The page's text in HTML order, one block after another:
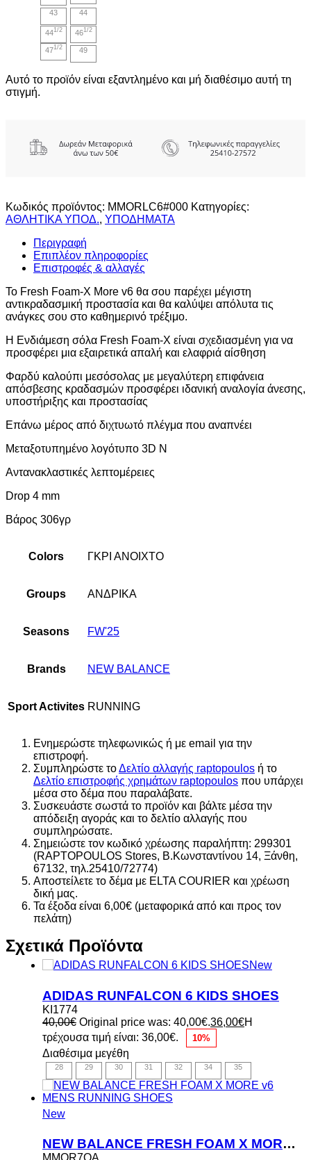
43 44
441/2 461/2
471/2 49
Αυτό το προϊόν είναι εξαντλημένο και μή διαθέσιμο αυτή τη
στιγμή.
Κωδικός προϊόντος: MMORLC6#000 Κατηγορίες:
ΑΘΛΗΤΙΚΑ ΥΠΟΔ., ΥΠΟΔΗΜΑΤΑ
Περιγραφή
Επιπλέον πληροφορίες
Επιστροφές & αλλαγές
Το Fresh Foam-X More v6 θα σου παρέχει μέγιστη
αντικραδασμική προστασία και θα καλύψει απόλυτα τις
ανάγκες σου στο καθημερινό τρέξιμο.
Η Ενδιάμεση σόλα Fresh Foam-Χ είναι σχεδιασμένη για να
προσφέρει μια εξαιρετικά απαλή και ελαφριά αίσθηση
Φαρδύ καλούπι μεσόσολας με μεγαλύτερη επιφάνεια
απόσβεσης κραδασμών προσφέρει ιδανική αναλογία άνεσης,
υποστήριξης και προστασίας
Επάνω μέρος από διχτυωτό πλέγμα που αναπνέει
Μεταξοτυπημένο λογότυπο 3D N
Αντανακλαστικές λεπτομέρειες
Drop 4 mm
Βάρος 306γρ
Colors ΓΚΡΙ ΑΝΟΙΧΤΟ
Groups ΑΝΔΡΙΚΑ
Seasons FW'25
Brands NEW BALANCE
Sport Activites RUNNING
Ενημερώστε τηλεφωνικώς ή με email για την
επιστροφή.
Συμπληρώστε τοΔελτίο αλλαγής raptopoulos ή το
Δελτίο επιστροφής χρημάτων raptopoulos που υπάρχει
μέσα στο δέμα που παραλάβατε.
Συσκευάστε σωστά το προϊόν και βάλτε μέσα την
απόδειξη αγοράς και το δελτίο αλλαγής που
συμπληρώσατε.
Σημειώστε τον κωδικό χρέωσης παραλήπτη: 299301
(RAPTOPOULOS Stores, Β.Κωνσταντίνου 14, Ξάνθη,
67132, τηλ.25410/72774)
Αποστείλετε το δέμα με ELTA COURIER και χρέωση
δική μας.
Τα έξοδα είναι 6,00€ (μεταφορικά από και προς τον
πελάτη)
Σχετικά Προϊόντα
New
ADIDAS RUNFALCON 6 KIDS SHOES
KI1774
40,00€ Original price was: 40,00€.36,00€Η
τρέχουσα τιμή είναι: 36,00€.
10%
Διαθέσιμα μεγέθη
28 29 30 31 32 34 35
New
NEW BALANCE FRESH FOAM X MORE v6 MENS RUNNING SHOES